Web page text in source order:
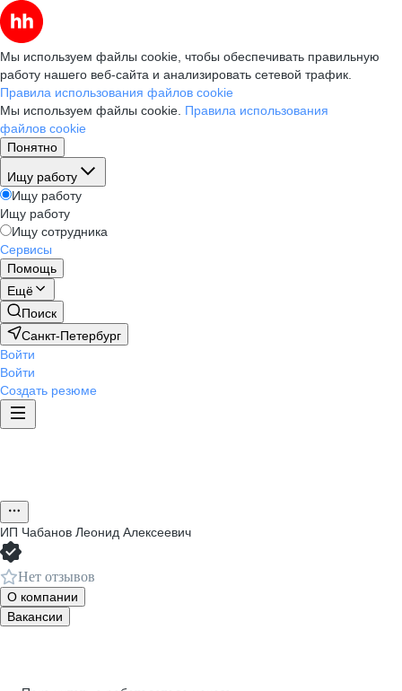
Мы используем файлы cookie, чтобы обеспечивать правильную
работу нашего веб-сайта и анализировать сетевой трафик.
Правила использования файлов cookie
Мы используем файлы cookie. Правила использования
файлов cookie
Понятно
Ищу работу
Ищу работу
Ищу работу
Ищу сотрудника
Сервисы
Помощь
Ещё
Поиск
Санкт-Петербург
Войти
Войти
Создать резюме
ИП Чабанов Леонид Алексеевич
Нет отзывов
О компании
Вакансии